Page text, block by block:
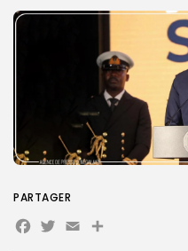
PARTAGER
Facebook
Twitter
EmailPartager